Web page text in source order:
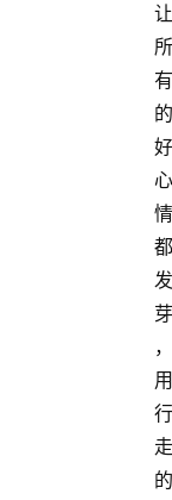
让
所
有
的
好
心
情
都
发
芽
，
用
行
走
的